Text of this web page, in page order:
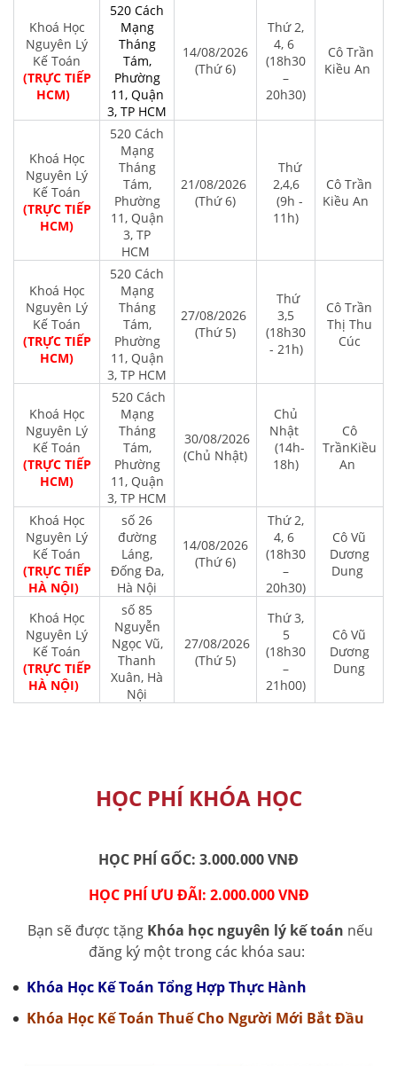
Khoá Học
Nguyên Lý
Kế Toán
(TRỰC TIẾP
HCM)
520 Cách
Mạng
Tháng
Tám,
Phường
11, Quận
3, TP HCM
14/08/2026
(Thứ 6)
Thứ 2,
4, 6
(18h30
–
20h30)
Cô Trần
Kiều An
Khoá Học
Nguyên Lý
Kế Toán
(TRỰC TIẾP
HCM)
520 Cách
Mạng
Tháng
Tám,
Phường
11, Quận
3, TP
HCM
21/08/2026
(Thứ 6)
Thứ
2,4,6
(9h -
11h)
Cô Trần
Kiều An
Khoá Học
Nguyên Lý
Kế Toán
(TRỰC TIẾP
HCM)
520 Cách
Mạng
Tháng
Tám,
Phường
11, Quận
3, TP HCM
27/08/2026
(Thứ 5)
Thứ
3,5
(18h30
- 21h)
Cô Trần
Thị Thu
Cúc
Khoá Học
Nguyên Lý
Kế Toán
(TRỰC TIẾP
HCM)
520 Cách
Mạng
Tháng
Tám,
Phường
11, Quận
3, TP HCM
30/08/2026
(Chủ Nhật)
Chủ
Nhật
(14h-
18h)
Cô
TrầnKiều
An
Khoá Học
Nguyên Lý
Kế Toán
(TRỰC TIẾP
HÀ NỘI)
số 26
đường
Láng,
Đống Đa,
Hà Nội
14/08/2026
(Thứ 6)
Thứ 2,
4, 6
(18h30
–
20h30)
Cô Vũ
Dương
Dung
Khoá Học
Nguyên Lý
Kế Toán
(TRỰC TIẾP
HÀ NỘI)
số 85
Nguyễn
Ngọc Vũ,
Thanh
Xuân, Hà
Nội
27/08/2026
(Thứ 5)
Thứ 3,
5
(18h30
–
21h00)
Cô Vũ
Dương
Dung
HỌC PHÍ KHÓA HỌC
HỌC PHÍ GỐC: 3.000.000 VNĐ
HỌC PHÍ ƯU ĐÃI: 2.000.000 VNĐ
Bạn sẽ được tặng Khóa học nguyên lý kế toán nếu
đăng ký một trong các khóa sau:
Khóa Học Kế Toán Tổng Hợp Thực Hành
Khóa Học Kế Toán Thuế Cho Người Mới Bắt Đầu